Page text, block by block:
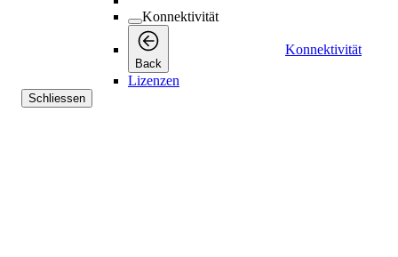
Konnektivität
Back
Konnektivität
Lizenzen
Schliessen